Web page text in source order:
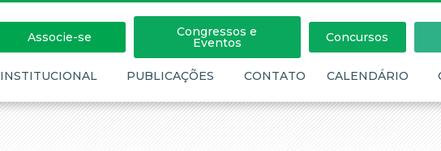
Associe-se Congressos e
Eventos Concursos
INSTITUCIONAL PUBLICAÇÕES CONTATO CALENDÁRIO